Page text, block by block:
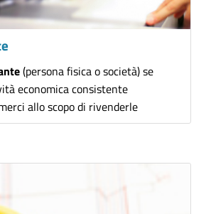
(persona fisica o società) se
economica consistente
allo scopo di rivenderle